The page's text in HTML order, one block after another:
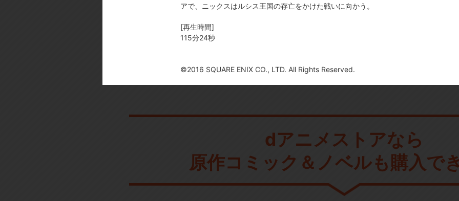
dアニメストアなら
原作コミック＆ノベルも購入で
アで、ニックスはルシス王国の存亡をかけた戦いに向かう。
[再生時間]
115分24秒
©2016 SQUARE ENIX CO., LTD. All Rights Reserved.